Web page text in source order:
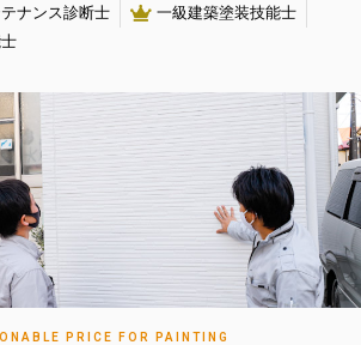
ナンス診断士
一級建築塗装技能士
PRICE FOR PAINTING